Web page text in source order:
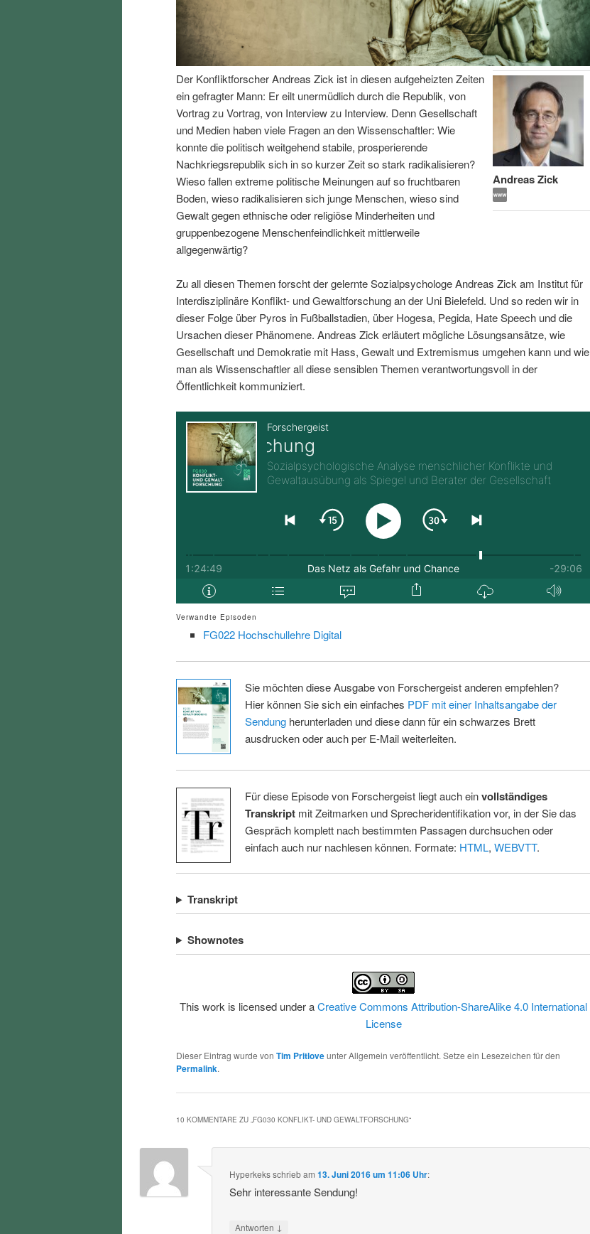
I
n
a
t
s
r
i
n
e
n
e
n
n
a
l
s
p
r
n
g
Andreas Zick
Der Konfliktforscher Andreas Zick ist in diesen aufgeheizten Zeiten
ein gefragter Mann: Er eilt unermüdlich durch die Republik, von
Vortrag zu Vortrag, von Interview zu Interview. Denn Gesellschaft
und Medien haben viele Fragen an den Wissenschaftler: Wie
konnte die politisch weitgehend stabile, prosperierende
Nachkriegsrepublik sich in so kurzer Zeit so stark radikalisieren?
Wieso fallen extreme politische Meinungen auf so fruchtbaren
Boden, wieso radikalisieren sich junge Menschen, wieso sind
Gewalt gegen ethnische oder religiöse Minderheiten und
gruppenbezogene Menschenfeindlichkeit mittlerweile
allgegenwärtig?
Zu all diesen Themen forscht der gelernte Sozialpsychologe Andreas Zick am Institut für
Interdisziplinäre Konflikt- und Gewaltforschung an der Uni Bielefeld. Und so reden wir in
dieser Folge über Pyros in Fußballstadien, über Hogesa, Pegida, Hate Speech und die
Ursachen dieser Phänomene. Andreas Zick erläutert mögliche Lösungsansätze, wie
Gesellschaft und Demokratie mit Hass, Gewalt und Extremismus umgehen kann und wie
man als Wissenschaftler all diese sensiblen Themen verantwortungsvoll in der
Öffentlichkeit kommuniziert.
Verwandte Episoden
FG022 Hochschullehre Digital
Sie möchten diese Ausgabe von Forschergeist anderen empfehlen?
Hier können Sie sich ein einfaches PDF mit einer Inhaltsangabe der
Sendungherunterladen und diese dann für ein schwarzes Brett
ausdrucken oder auch per E-Mail weiterleiten.
Für diese Episode von Forschergeist liegt auch einvollständiges
Transkriptmit Zeitmarken und Sprecheridentifikation vor, in der Sie das
Gespräch komplett nach bestimmten Passagen durchsuchen oder
einfach auch nur nachlesen können. Formate: HTML, WEBVTT.
Transkript
Shownotes
This work is licensed under aCreative Commons Attribution-ShareAlike 4.0 International
License
Dieser Eintrag wurde von Tim Pritloveunter Allgemein veröffentlicht. Setze ein Lesezeichen für den
Permalink.
10 KOMMENTARE ZU „FG030 KONFLIKT- UND GEWALTFORSCHUNG“
Hyperkeksschriebam13. Juni 2016 um 11:06 Uhr:
Sehr interessante Sendung!
Antworten ↓